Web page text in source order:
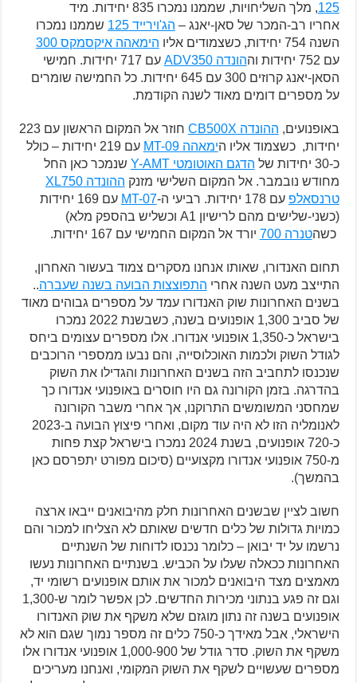
125
, מלך השליחויות, שממנו נמכרו 835 יחידות. מיד
אחריו רב-המכר של סאן-יאנג – הג'וירייד 125
שממנו נמכרו
השנה 754 יחידות, כשצמודים אליו
הימאהה איקסמקס 300
עם 752 יחידות וה
הונדה ADV350
עם 717 יחידות. חמישי
הסאן-יאנג קרוזים 300 עם 645 יחידות. כל החמישה שומרים
על מספרים דומים מאוד לשנה הקודמת.
באופנועים, ההונדה CB500X
חוזר אל המקום הראשון עם 223
יחידות, כשצמוד אליו הימאהה MT-09
עם 219 יחידות – כולל
כ-30 יחידות של
הדגם האוטומטי Y-AMT
שנמכר כאן החל
מחודש נובמבר. אל המקום השלישי מזנק
ההונדה XL750
טרנסאלפ עם 178 יחידות. רביעי ה- MT-07
עם 169 יחידות
(כשני-שלישים מהם לרישיון A1 וכשליש בהספק מלא)
כשהטנרה 700 יורד אל המקום החמישי עם 167 יחידות.
תחום האנדורו, שאותו אנחנו מסקרים צמוד בעשור האחרון,
התייצב מעט השנה אחרי התפוצצות הבועה בשנה שעברה..
בשנים האחרונות שוק האנדורו עמד על מספרים גבוהים מאוד
של סביב 1,300 אופנועים בשנה, כשבשנת 2022 נמכרו
בישראל כ-1,350 אופנועי אנדורו. אלו מספרים עצומים ביחס
לגודל השוק ולכמות האוכלוסייה, והם נבעו ממספרי הרוכבים
שנכנסו לתחביב הזה בשנים האחרונות והגדילו את השוק
בהדרגה. בזמן הקורונה גם היו חוסרים באופנועי אנדורו כך
שמחסני המשומשים התרוקנו, אך אחרי משבר הקורונה
לאנומליה הזו לא היה עוד מקום, ואחרי פיצוץ הבועה ב-2023
כ-720 אופנועים, בשנת 2024 נמכרו בישראל קצת פחות
מ-750 אופנועי אנדורו מקצועיים (סיכום מפורט יתפרסם כאן
בהמשך).
חשוב לציין שבשנים האחרונות חלק מהיבואנים ייבאו ארצה
כמויות גדולות של כלים חדשים שאותם לא הצליחו למכור והם
נרשמו על יד יבואן – כלומר נכנסו לדוחות של השנתיים
האחרונות ככאלה שעלו על הכביש. בשנתיים האחרונות נעשו
מאמצים מצד היבואנים למכור את אותם אופנועים רשומי יד,
וגם זה פגע בנתוני מכירות החדשים. לכן אפשר לומר ש-1,300
אופנועים בשנה זה נתון מוגזם שלא משקף את שוק האנדורו
הישראלי, אבל מאידך כ-750 כלים זה מספר נמוך שגם הוא לא
משקף את השוק. סדר גודל של 1,000-900 אופנועי אנדורו אלו
מספרים שעשויים לשקף את השוק המקומי, ואנחנו מעריכים